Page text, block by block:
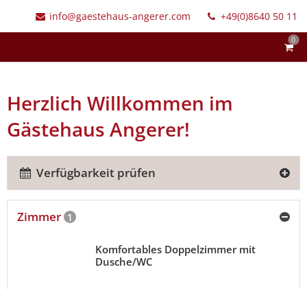
info@gaestehaus-angerer.com +49(0)8640 50 11
0
Herzlich Willkommen im
Gästehaus Angerer!
Verfügbarkeit prüfen
Zimmer 1
Komfortables Doppelzimmer mit
Dusche/WC